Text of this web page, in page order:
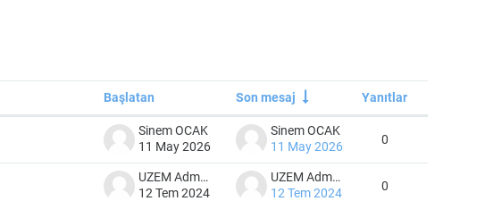
Başlatan Son mesaj
Yanıtlar
Eylemler
Sinem OCAK
11 May 2026
Sinem OCAK
11 May 2026
0
UZEM Admin
12 Tem 2024
UZEM Admin
12 Tem 2024
0